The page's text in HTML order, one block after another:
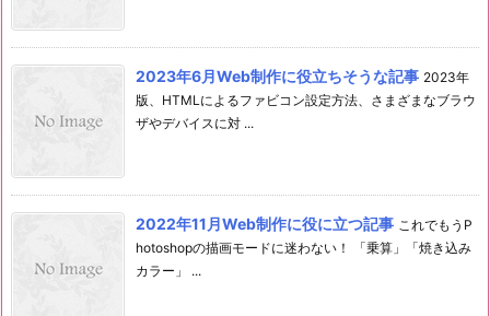
2023年6月Web制作に役立ちそうな記事 2023年
版、HTMLによるファビコン設定方法、さまざまなブラウ
ザやデバイスに対 ...
2022年11月Web制作に役に立つ記事 これでもうP
hotoshopの描画モードに迷わない！ 「乗算」「焼き込み
カラー」 ...